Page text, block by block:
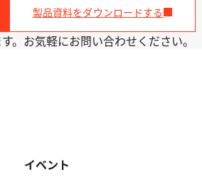
製品資料をダウンロードする
。お気軽にお問い合わせください。
イベント